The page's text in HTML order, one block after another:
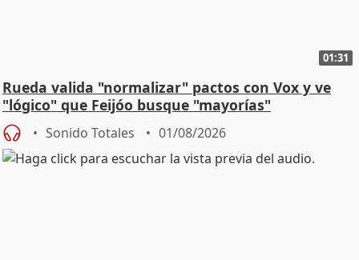
01:31
Rueda valida "normalizar" pactos con Vox y ve
"lógico" que Feijóo busque "mayorías"
Sonido Totales 01/08/2026